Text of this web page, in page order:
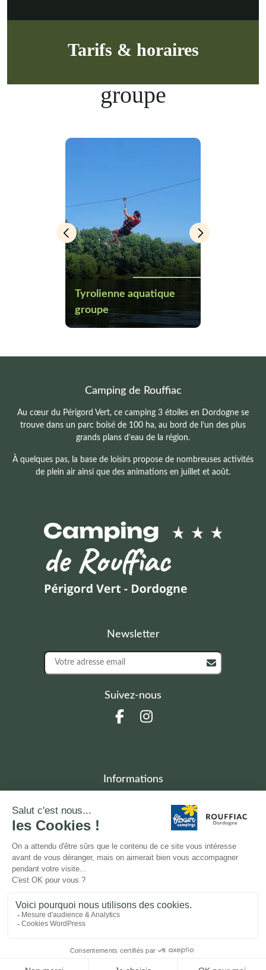
Tarifs & horaires
groupe
Tyrolienne aquatique
groupe
Camping de Rouffiac
Au cœur du Périgord Vert, ce camping 3 étoiles en Dordogne se
trouve dans un parc boisé de 100 ha, au bord de l’un des plus
grands plans d’eau de la région.
À quelques pas, la base de loisirs propose de nombreuses activités
de plein air ainsi que des animations en juillet et août.
Newsletter
Suivez-nous
Informations
+33(0)5 53 52 68 79
Mentions légales Politique de confidentialité
Conception & réalisationYProximité